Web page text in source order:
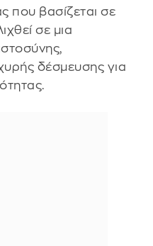
που βασίζεται σε
σε μια
δέσμευσης για